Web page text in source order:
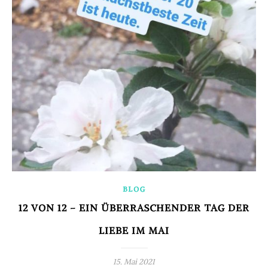
BLOG
12 VON 12 – EIN ÜBERRASCHENDER TAG DER
LIEBE IM MAI
15. Mai 2021